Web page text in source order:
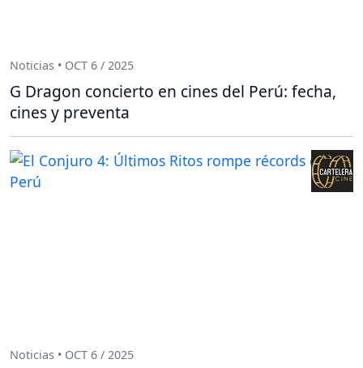
Noticias • OCT 6 / 2025
G Dragon concierto en cines del Perú: fecha,
cines y preventa
Noticias • OCT 6 / 2025